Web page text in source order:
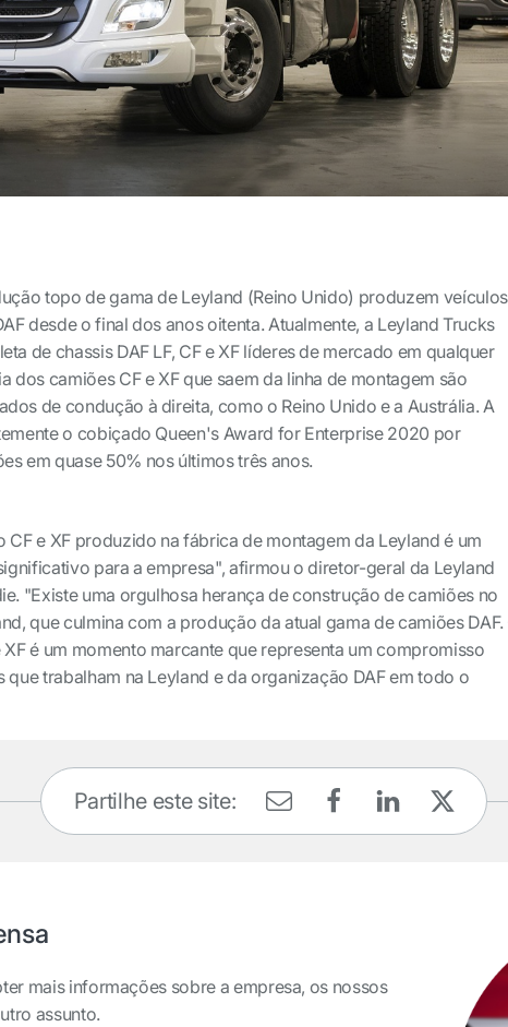
topo de gama de Leyland (Reino Unido) produzem veículos
desde o final dos anos oitenta. Atualmente, a Leyland Trucks
de chassis DAF LF, CF e XF líderes de mercado em qualquer
dos camiões CF e XF que saem da linha de montagem são
de condução à direita, como o Reino Unido e a Austrália. A
o cobiçado Queen's Award for Enterprise 2020 por
em quase 50% nos últimos três anos.
CF e XF produzido na fábrica de montagem da Leyland é um
para a empresa", afirmou o diretor-geral da Leyland
"Existe uma orgulhosa herança de construção de camiões no
que culmina com a produção da atual gama de camiões DAF.
XF é um momento marcante que representa um compromisso
trabalham na Leyland e da organização DAF em todo o
Partilhe este site:
mais informações sobre a empresa, os nossos
assunto.